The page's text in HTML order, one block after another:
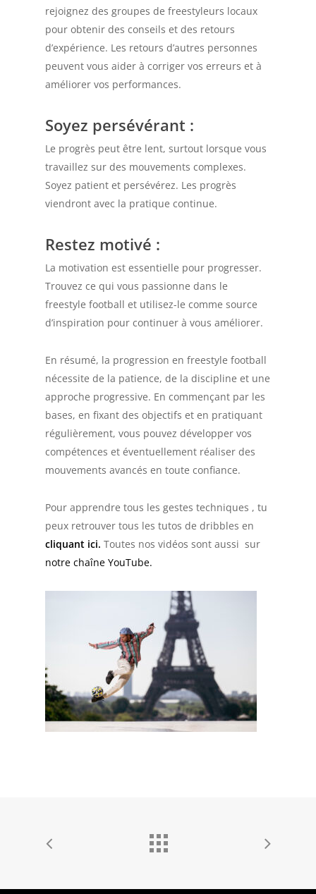
rejoignez des groupes de freestyleurs locaux
pour obtenir des conseils et des retours
d’expérience. Les retours d’autres personnes
peuvent vous aider à corriger vos erreurs et à
améliorer vos performances.
Soyez persévérant :
Le progrès peut être lent, surtout lorsque vous
travaillez sur des mouvements complexes.
Soyez patient et persévérez. Les progrès
viendront avec la pratique continue.
Restez motivé :
La motivation est essentielle pour progresser.
Trouvez ce qui vous passionne dans le
freestyle football et utilisez-le comme source
d’inspiration pour continuer à vous améliorer.
En résumé, la progression en freestyle football
nécessite de la patience, de la discipline et une
approche progressive. En commençant par les
bases, en fixant des objectifs et en pratiquant
régulièrement, vous pouvez développer vos
compétences et éventuellement réaliser des
mouvements avancés en toute confiance.
Pour apprendre tous les gestes techniques , tu
peux retrouver tous les tutos de dribbles en
cliquant ici. Toutes nos vidéos sont aussi sur
notre chaîne YouTube.